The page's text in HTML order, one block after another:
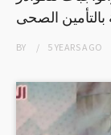
بالتأمين الصحى
BY 5 YEARSAGO